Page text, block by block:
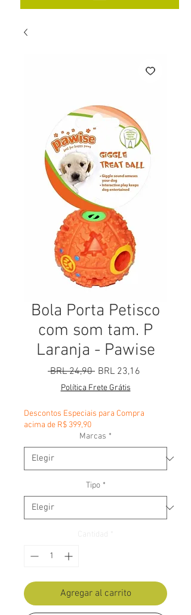
Bola Porta Petisco
com som tam. P
Laranja - Pawise
BRL 24,90 Precio
BRL 23,16
Política Frete Grátis
Descontos Especiais para Compra
acima de R$ 399,90
Marcas *
Tipo *
Agregar al carrito